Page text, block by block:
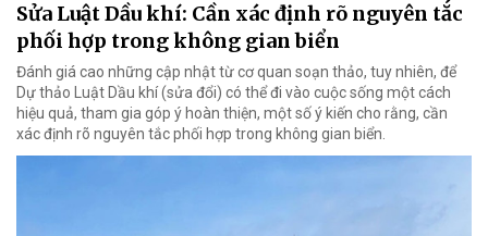
Sửa Luật Dầu khí: Cần xác định rõ nguyên tắc
phối hợp trong không gian biển
Đánh giá cao những cập nhật từ cơ quan soạn thảo, tuy nhiên, để
Dự thảo Luật Dầu khí (sửa đổi) có thể đi vào cuộc sống một cách
hiệu quả, tham gia góp ý hoàn thiện, một số ý kiến cho rằng, cần
xác định rõ nguyên tắc phối hợp trong không gian biển.